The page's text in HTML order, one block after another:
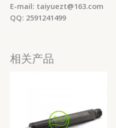
E-mail: taiyuezt@163.com
QQ: 2591241499
相关产品